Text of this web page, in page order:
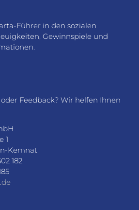
Führer in den sozialen
Gewinnspiele und
Feedback? Wir helfen Ihnen
1
Kemnat
182